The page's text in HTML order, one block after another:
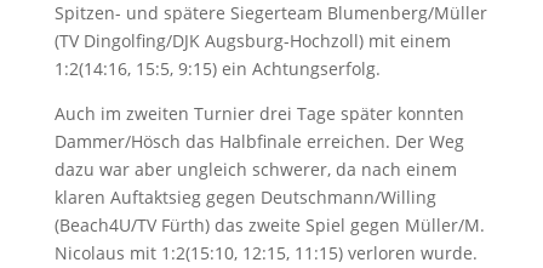
Spitzen- und spätere Siegerteam Blumenberg/Müller
(TV Dingolfing/DJK Augsburg-Hochzoll) mit einem
1:2(14:16, 15:5, 9:15) ein Achtungserfolg.
Auch im zweiten Turnier drei Tage später konnten
Dammer/Hösch das Halbfinale erreichen. Der Weg
dazu war aber ungleich schwerer, da nach einem
klaren Auftaktsieg gegen Deutschmann/Willing
(Beach4U/TV Fürth) das zweite Spiel gegen Müller/M.
Nicolaus mit 1:2(15:10, 12:15, 11:15) verloren wurde.